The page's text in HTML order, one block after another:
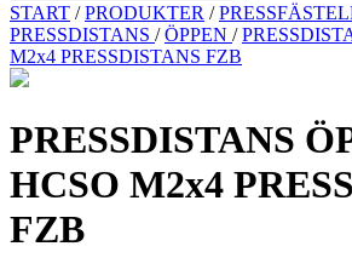
Skip
to
content
START /PRODUKTER /
PRESSDISTANS /ÖPPEN /
M2x4 PRESSDISTANS FZB
PRESSDISTANS
HCSO M2x4
FZB